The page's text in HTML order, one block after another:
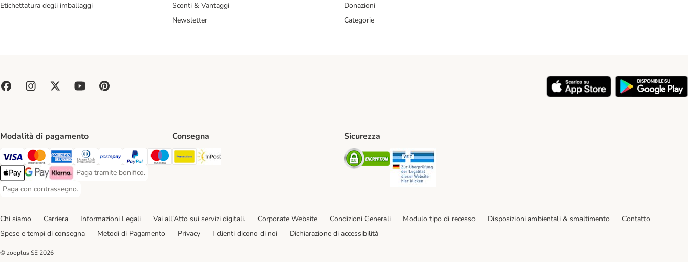
Etichettatura degli imballaggi
Sconti & Vantaggi
Newsletter
Donazioni
Categorie
Modalità di pagamento
Paga con Visa. Payment Method
Paga con Mastercard. Payment Method
Paga con American Express. Payment Method
Paga con Diners Club. Payment Method
Paga con Postepay. Payment Method
Paga con PayPal. Payment Method
Paga con Maestro. Payment Method
Apple Pay Payment Method
Google Pay Payment Method
Klarna Payment Method
Paga tramite bonifico.
Paga tramite bonifico. Payment Method
Paga con contrassegno.
Paga con contrassegno. Payment Method
Consegna
Poste Italiane. Shipping Method
Sicurezza
Security
Chi siamo Carriera Informazioni Legali Vai all'Atto sui servizi digitali. Corporate Website Condizioni Generali Modulo tipo di recesso Disposizioni ambientali & smaltimento
Contatto
Spese e tempi di consegna
Metodi di Pagamento Privacy I clienti dicono di noi Dichiarazione di accessibilità
© zooplus SE 2026